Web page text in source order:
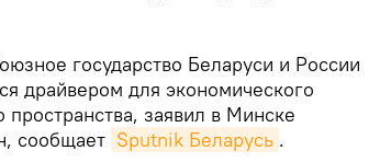
государство Беларуси и России
драйвером для экономического
пространства, заявил в Минске
сообщает Sputnik Беларусь .